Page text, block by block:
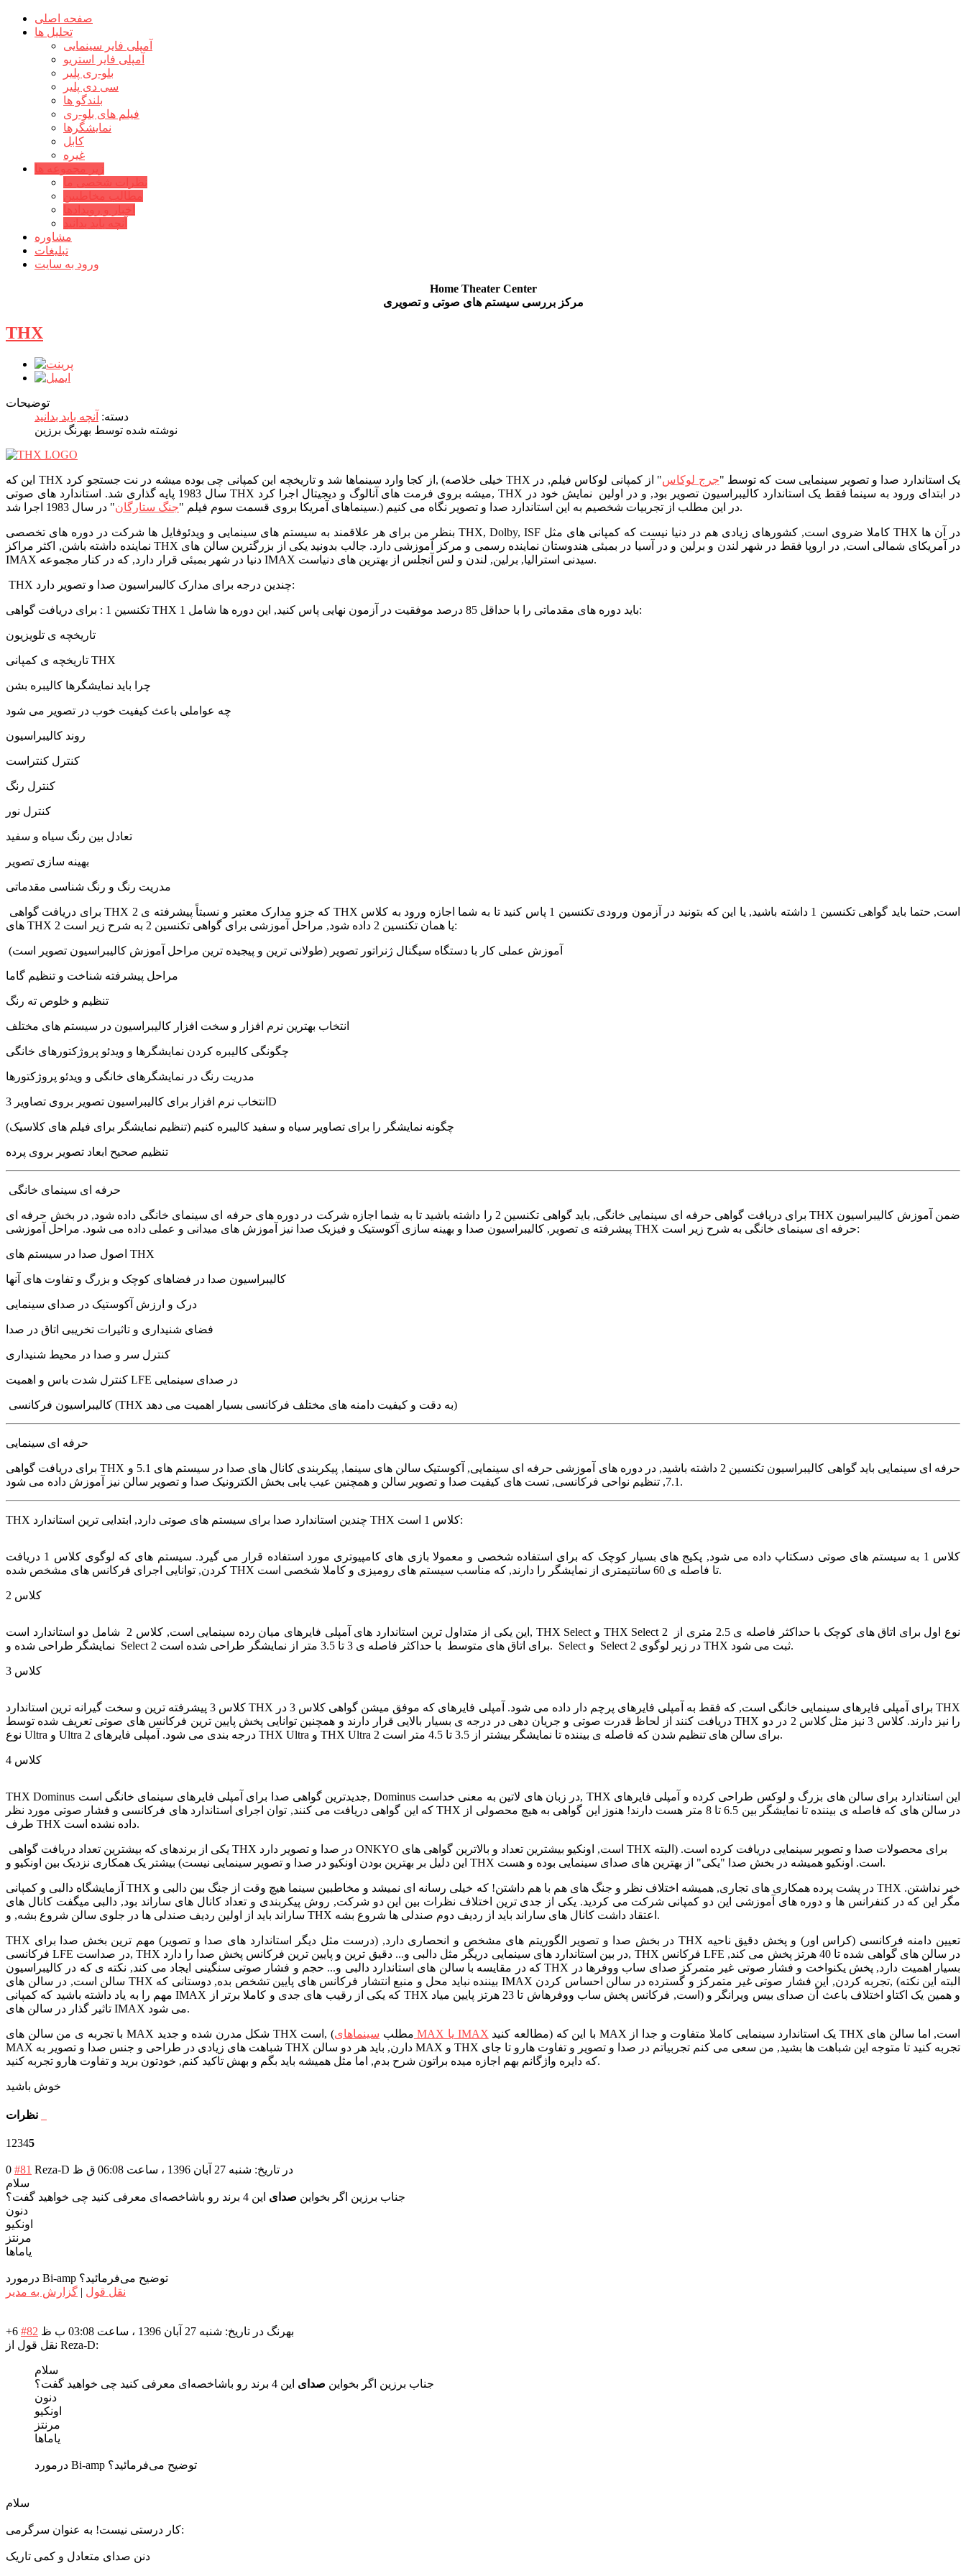
صفحه اصلی
تحلیل ها
آمپلی فایر سینمایی
آمپلی فایر استریو
بلو-ری پلیر
سی دی پلیر
بلندگو ها
فیلم های بلو-ری
نمایشگرها
کابل
غیره
زیر مجموعه ها
نظرات شخصی ما
مطالب مخاطبین
اخبار و رویدادها
آنچه باید بدانید
مشاوره
تبلیغات
ورود به سایت
Home Theater Center
مرکز بررسی سیستم های صوتی و تصویری
THX
توضیحات
دسته: آنچه باید بدانید
نوشته شده توسط بهرنگ برزین
این که THX از کجا وارد سینماها شد و تاریخچه این کمپانی چی بوده میشه در نت جستجو کرد, (خیلی خلاصه THX یک استاندارد صدا و تصویر سینمایی ست که توسط "جرج لوکاس" از کمپانی لوکاس فیلم, در
سال 1983 پایه گذاری شد. استاندارد های صوتی THX میشه بروی فرمت های آنالوگ و دیجیتال اجرا کرد, THX در ابتدای ورود به سینما فقط یک استاندارد کالیبراسیون تصویر بود, و در اولین نمایش خود در
سینماهای آمریکا بروی قسمت سوم فیلم "جنگ ستارگان " در سال 1983 اجرا شد.) در این مطلب از تجربیات شخصیم به این استاندارد صدا و تصویر نگاه می کنیم.
بنظر من برای هر علاقمند به سیستم های سینمایی و ویدئوفایل ها شرکت در دوره های تخصصی THX, Dolby, ISF کاملا ضروی است, کشورهای زیادی هم در دنیا نیست که کمپانی های مثل THX در آن ها
نماینده داشته باشن, اکثر مراکز THX در آمریکای شمالی است, در اروپا فقط در شهر لندن و برلین و در آسیا در بمبئی هندوستان نماینده رسمی و مرکز آموزشی دارد. جالب بدونید یکی از بزرگترین سالن های
IMAX دنیا در شهر بمبئی قرار دارد, که در کنار مجموعه IMAX سیدنی استرالیا, برلین, لندن و لس آنجلس از بهترین های دنیاست.
THX چندین درجه برای مدارک کالیبراسیون صدا و تصویر دارد:
تکنسین 1 : برای دریافت گواهی THX 1 باید دوره های مقدماتی را با حداقل 85 درصد موفقیت در آزمون نهایی پاس کنید, این دوره ها شامل:
تاریخچه ی تلویزیون
تاریخچه ی کمپانی THX
چرا باید نمایشگرها کالیبره بشن
چه عواملی باعث کیفیت خوب در تصویر می شود
روند کالیبراسیون
کنترل کنتراست
کنترل رنگ
کنترل نور
تعادل بین رنگ سیاه و سفید
بهینه سازی تصویر
مدریت رنگ و رنگ شناسی مقدماتی
های THX 2 یا همان تکنسین 2 داده شود, مراحل آموزشی برای گواهی تکنسین 2 به شرح زیر است:
آموزش عملی کار با دستگاه سیگنال ژنراتور تصویر (طولانی ترین و پیجیده ترین مراحل آموزش کالیبراسیون تصویر است)
مراحل پیشرفته شناخت و تنظیم گاما
تنظیم و خلوص ته رنگ
انتخاب بهترین نرم افزار و سخت افزار کالیبراسیون در سیستم های مختلف
چگونگی کالیبره کردن نمایشگرها و ویدئو پروژکتورهای خانگی
مدریت رنگ در نمایشگرهای خانگی و ویدئو پروژکتورها
انتخاب نرم افزار برای کالیبراسیون تصویر بروی تصاویر 3D
چگونه نمایشگر را برای تصاویر سیاه و سفید کالیبره کنیم (تنظیم نمایشگر برای فیلم های کلاسیک)
تنظیم صحیح ابعاد تصویر بروی پرده
حرفه ای سینمای خانگی
برای دریافت گواهی حرفه ای سینمایی خانگی, باید گواهی تکنسین 2 را داشته باشید تا به شما اجازه شرکت در دوره های حرفه ای سینمای خانگی داده شود, در بخش حرفه ای THX ضمن آموزش کالیبراسیون
پیشرفته ی تصویر, کالیبراسیون صدا و بهینه سازی آکوستیک و فیزیک صدا نیز آموزش های میدانی و عملی داده می شود. مراحل آموزشی THX حرفه ای سینمای خانگی به شرح زیر است:
اصول صدا در سیستم های THX
کالیبراسیون صدا در فضاهای کوچک و بزرگ و تفاوت های آنها
درک و ارزش آکوستیک در صدای سینمایی
فضای شنیداری و تاثیرات تخریبی اتاق در صدا
کنترل سر و صدا در محیط شنیداری
کنترل شدت باس و اهمیت LFE در صدای سینمایی
کالیبراسیون فرکانسی (THX به دقت و کیفیت دامنه های مختلف فرکانسی بسیار اهمیت می دهد)
حرفه ای سینمایی
برای دریافت گواهی THX حرفه ای سینمایی باید گواهی کالیبراسیون تکنسین 2 داشته باشید, در دوره های آموزشی حرفه ای سینمایی, آکوستیک سالن های سینما, پیکربندی کانال های صدا در سیستم های 5.1 و
7.1, تنظیم نواحی فرکانسی, تست های کیفیت صدا و تصویر سالن و همچنین عیب یابی بخش الکترونیک صدا و تصویر سالن نیز آموزش داده می شود.
THX چندین استاندارد صدا برای سیستم های صوتی دارد, ابتدایی ترین استاندارد THX کلاس 1 است:
کلاس 1 به سیستم های صوتی دسکتاپ داده می شود, پکیج های بسیار کوچک که برای استفاده شخصی و معمولا بازی های کامپیوتری مورد استفاده قرار می گیرد. سیستم های که لوگوی کلاس 1 دریافت
کردن, توانایی اجرای فرکانس های مشخص شده THX تا فاصله ی 60 سانتیمتری از نمایشگر را دارند, که مناسب سیستم های رومیزی و کاملا شخصی است.
کلاس 2
این یکی از متداول ترین استاندارد های آمپلی فایرهای میان رده سینمایی است, کلاس 2 شامل دو استاندارد است, THX Select و THX Select 2 نوع اول برای اتاق های کوچک با حداکثر فاصله ی 2.5 متری از
نمایشگر طراحی شده و Select 2 برای اتاق های متوسط با حداکثر فاصله ی 3 تا 3.5 متر از نمایشگر طراحی شده است. Select و Select 2 در زیر لوگوی THX ثبت می شود.
کلاس 3
کلاس 3 پیشرفته ترین و سخت گیرانه ترین استاندارد THX برای آمپلی فایرهای سینمایی خانگی است, که فقط به آمپلی فایرهای پرچم دار داده می شود. آمپلی فایرهای که موفق میشن گواهی کلاس 3 در THX
دریافت کنند از لحاظ قدرت صوتی و جریان دهی در درجه ی بسیار بالایی قرار دارند و همچنین توانایی پخش پایین ترین فرکانس های صوتی تعریف شده توسط THX را نیز دارند. کلاس 3 نیز مثل کلاس 2 در دو
نوع Ultra و Ultra 2 درجه بندی می شود. آمپلی فایرهای THX Ultra و THX Ultra 2 برای سالن های تنظیم شدن که فاصله ی بیننده تا نمایشگر بیشتر از 3.5 تا 4.5 متر است.
کلاس 4
THX Dominus جدیدترین گواهی صدا برای آمپلی فایرهای سینمای خانگی است, Dominus در زبان های لاتین به معنی خداست, THX این استاندارد برای سالن های بزرگ و لوکس طراحی کرده و آمپلی فایرهای
که این گواهی دریافت می کنند, توان اجرای استاندارد های فرکانسی و فشار صوتی مورد نظر THX در سالن های که فاصله ی بیننده تا نمایشگر بین 6.5 تا 8 متر هست دارند! هنوز این گواهی به هیچ محصولی از
طرف THX داده نشده است.
این دلیل بر بهترین بودن اونکیو در صدا و تصویر سینمایی نیست) بیشتر یک همکاری نزدیک بین اونکیو و THX است. اونکیو همیشه در بخش صدا "یکی" از بهترین های صدای سینمایی بوده و هست.
آزمایشگاه دالبی و کمپانی THX در پشت پرده همکاری های تجاری, همیشه اختلاف نظر و جنگ های هم با هم داشتن! که خیلی رسانه ای نمیشد و مخاطبین سینما هیچ وقت از جنگ بین دالبی و THX خبر نداشتن.
مگر این که در کنفرانس ها و دوره های آموزشی این دو کمپانی شرکت می کردید. یکی از جدی ترین اختلاف نظرات بین این دو شرکت, روش پیکربندی و تعداد کانال های ساراند بود, دالبی میگفت کانال های
ساراند باید از اولین ردیف صندلی ها در جلوی سالن شروع بشه, و THX اعتقاد داشت کانال های ساراند باید از ردیف دوم صندلی ها شروع بشه.
THX در بخش صدا و تصویر الگوریتم های مشخص و انحصاری دارد, (درست مثل دیگر استاندارد های صدا و تصویر) مهم ترین بخش صدا برای THX تعیین دامنه فرکانسی (کراس اور) و پخش دقیق ناحیه
فرکانسی LFE در صداست, THX در بین استاندارد های سینمایی دریگر مثل دالبی و... دقیق ترین و پایین ترین فرکانس پخش صدا را دارد, THX فرکانس LFE در سالن های گواهی شده تا 40 هرتز پخش می کند,
که در مقایسه با سالن های استاندارد دالبی و... حجم و فشار صوتی سنگینی ایجاد می کند, نکته ی که در کالیبراسیون THX بسیار اهمیت دارد, پخش یکنواخت و فشار صوتی غیر متمرکز صدای ساب ووفرها در
سالن است, در سالن های THX بیننده نباید محل و منبع انتشار فرکانس های پایین تشخص بده, دوستانی که IMAX تجربه کردن, این فشار صوتی غیر متمرکز و گسترده در سالن احساس کردن, (البته این نکته
مهم را به یاد داشته باشید که کمپانی IMAX که یکی از رقیب های جدی و کاملا برتر از THX است, فرکانس پخش ساب ووفرهاش تا 23 هرتز پایین میاد) و همین یک اکتاو اختلاف باعث آن صدای بیس ویرانگر و
تاثیر گذار در سالن های IMAX می شود.
با تجربه ی من سالن های MAX شکل مدرن شده و جدید THX است, (مطلب سینماهای MAX یا IMAX
MAX شباهت های زیادی در طراحی و جنس صدا و تصویر به THX دارن, باید هر دو سالن MAX و THX تجربه کنید تا متوجه این شباهت ها بشید, من سعی می کنم تجربیاتم در صدا و تصویر و تفاوت هارو تا جای
که دایره واژگانم بهم اجازه میده براتون شرح بدم, اما مثل همیشه باید بگم و بهش تاکید کنم, خودتون برید و تفاوت هارو تجربه کنید.
خوش باشید
1 2345
0 #81 Reza-D
در تاریخ: شنبه 27 آبان 1396 ، ساعت 06:08 ق ظ
سلام
جناب برزین اگر بخواین صدای این 4 برند رو باشاخصه‌ای معرفی کنید چی خواهید گفت؟
دنون
اونکیو
مرنتز
یاماها
درمورد Bi-amp توضیح می‌فرمائید؟
نقل قول | گزارش به مدیر
+6 #82 بهرنگ در تاریخ: شنبه 27 آبان 1396 ، ساعت 03:08 ب ظ
نقل قول از Reza-D:
سلام
جناب برزین اگر بخواین صدای این 4 برند رو باشاخصه‌ای معرفی کنید چی خواهید گفت؟
دنون
اونکیو
مرنتز
یاماها
درمورد Bi-amp توضیح می‌فرمائید؟
سلام
کار درستی نیست! به عنوان سرگرمی:
دنن صدای متعادل و کمی تاریک